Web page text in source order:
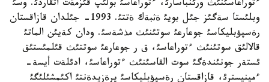
ءتوراعاسئنئث ورئنباسارئ، ءتوراعاسئ بولئپ قئزمةت اتقاردئ. وسئ
وبلئستا سةگئز جئل بويئ ةثبةك ةتتئ. 1993- جئلدان قازاقستان
رةسپؤبليكاسئ جوعارعئ سوتئنئث مذشةسئ. ودان كةيئن الماتئ
قالالئق سوتئنئث ءتوراعاسئ، ق ر جوعارعئ سوتتئث قئلمئستئق
ئستةر جونئندةگئ سوت القاسئنئث ءتوراعاسئ، ادئلةت أيسة-
ءمينيسترئ، قازاقستان رةسپؤبليكاسئ پرةزيدةنتئ اكئمشئلئگئ